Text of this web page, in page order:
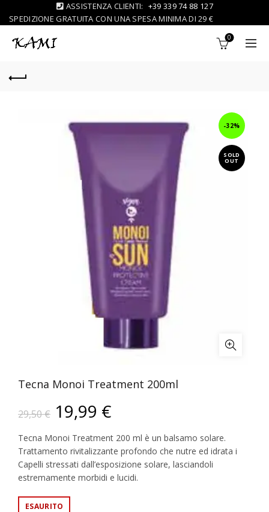
ASSISTENZA CLIENTI: +39 339 74 88 127
SPEDIZIONE GRATUITA CON UNA SPESA MINIMA DI 29 €
0
-32%
SOLD
OUT
Tecna Monoi Treatment 200ml
29,50€ 19,99 €
Tecna Monoi Treatment 200 ml è un balsamo solare.
Trattamento rivitalizzante profondo che nutre ed idrata i
Capelli stressati dall’esposizione solare, lasciandoli
estremamente morbidi e lucidi.
ESAURITO